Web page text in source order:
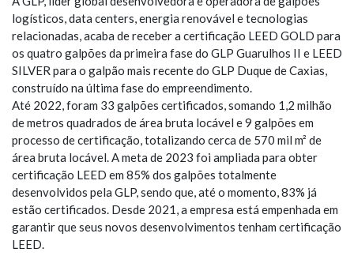
logísticos, data centers, energia renovável e tecnologias
relacionadas, acaba de receber a certificação LEED GOLD para
os quatro galpões da primeira fase do GLP Guarulhos II e LEED
SILVER para o galpão mais recente do GLP Duque de Caxias,
construído na última fase do empreendimento.
Até 2022, foram 33 galpões certificados, somando 1,2 milhão
de metros quadrados de área bruta locável e 9 galpões em
processo de certificação, totalizando cerca de 570 mil m² de
área bruta locável. A meta de 2023 foi ampliada para obter
certificação LEED em 85% dos galpões totalmente
desenvolvidos pela GLP, sendo que, até o momento, 83% já
estão certificados. Desde 2021, a empresa está empenhada em
garantir que seus novos desenvolvimentos tenham certificação
LEED.